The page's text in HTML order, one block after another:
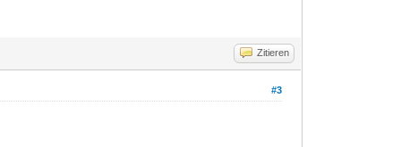
Zitieren
#3